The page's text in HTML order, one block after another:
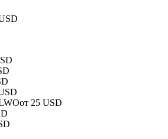
от 25 USD